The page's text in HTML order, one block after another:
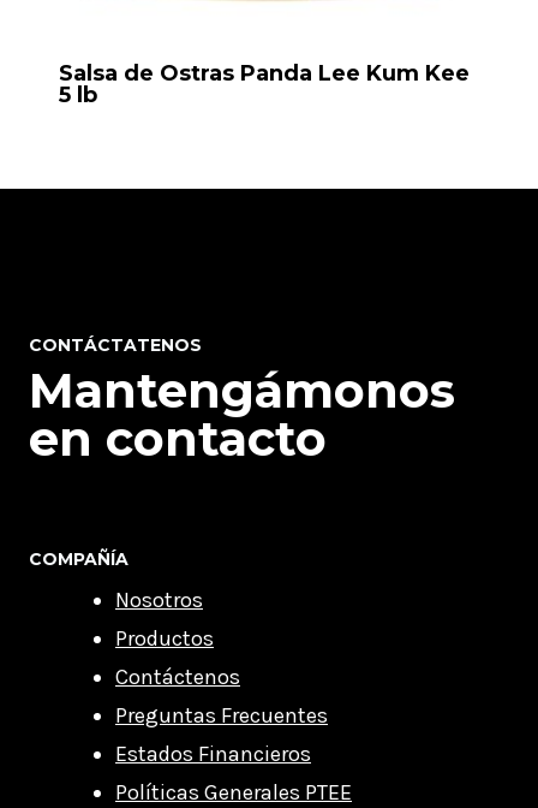
Salsa de Ostras Panda Lee Kum Kee
5 lb
CONTÁCTATENOS
Mantengámonos
en contacto
COMPAÑÍA
Nosotros
Productos
Contáctenos
Preguntas Frecuentes
Estados Financieros
Políticas Generales PTEE